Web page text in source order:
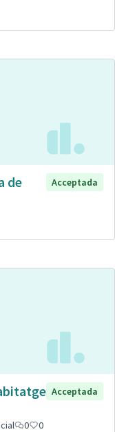
de
Acceptada
Acceptada
0 0